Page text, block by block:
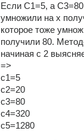
Если C1=5, а
умножили на x
которое тоже
получили 80.
начиная с 2
=>
с1=5
с2=20
с3=80
с4=320
с5=1280